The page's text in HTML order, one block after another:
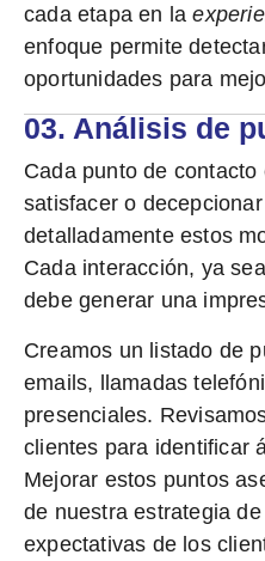
cada etapa en la
enfoque permite
oportunidades para
03. Análisis de
Cada punto de
satisfacer o
detalladamente estos
Cada interacción, ya
debe generar una
Creamos un listado de
emails, llamadas
presenciales.
clientes para identificar
Mejorar estos puntos
de nuestraestrategia de
expectativas de los